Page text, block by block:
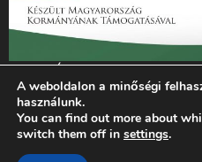
„Az Új Ember katolikus
támogatását az EGYH-
szerződés keretében 3 000
Emberi
A weboldalon a minőségi
használunk.
You can find out more about
switch them off in settings.